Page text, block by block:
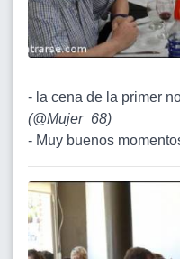
- la cena de la primer
(@Mujer_68)
- Muy buenos